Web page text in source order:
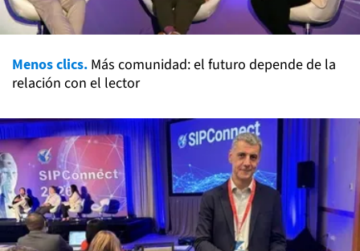
Menos clics. Más comunidad: el futuro depende de la
relación con el lector